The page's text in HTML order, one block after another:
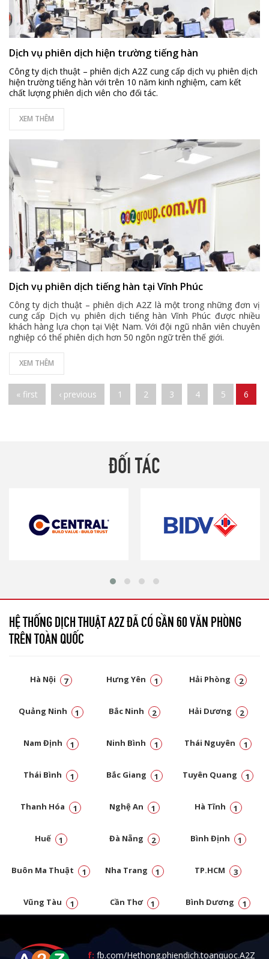
Dịch vụ phiên dịch hiện trường tiếng hàn
Công ty dịch thuật – phiên dịch A2Z cung cấp dịch vụ phiên dịch
hiện trường tiếng hàn với trên 10 năm kinh nghiệm, cam kết
chất lượng phiên dịch viên cho đối tác.
XEM THÊM
Dịch vụ phiên dịch tiếng hàn tại Vĩnh Phúc
Công ty dịch thuật – phiên dịch A2Z là một trong những đơn vị
cung cấp Dịch vụ phiên dịch tiếng hàn Vĩnh Phúc được nhiều
khách hàng lựa chọn tại Việt Nam. Với đội ngũ nhân viên chuyên
nghiệp có thể phiên dịch hơn 50 ngôn ngữ trên thế giới.
XEM THÊM
Pages
« first ‹ previous 1 2 3 4 5 6
ĐỐI TÁC
HỆ THỐNG DỊCH THUẬT A2Z ĐÃ CÓ GẦN 60 VĂN PHÒNG
TRÊN TOÀN QUỐC
Hà Nội 7 Hưng Yên 1 Hải Phòng 2
Quảng Ninh 1 Bắc Ninh 2 Hải Dương 2
Nam Định 1 Ninh Bình 1 Thái Nguyên 1
Thái Bình 1 Bắc Giang 1 Tuyên Quang 1
Thanh Hóa 1 Nghệ An 1 Hà Tĩnh 1
Huế 1 Đà Nẵng 2 Bình Định 1
Buôn Ma Thuật 1 Nha Trang 1 TP.HCM 3
Vũng Tàu 1 Cần Thơ 1 Bình Dương 1
f: fb.com/Hethong.phiendich.toanquoc.A2Z